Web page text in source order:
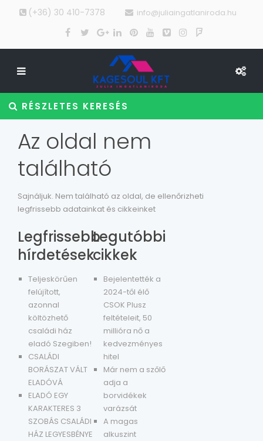
(+36) 30 410-7378 info@juliaingatlaniroda.hu
RÉSZLETES KERESÉS
Az oldal nem
található
Sajnáljuk. Nem található az oldal, de ellenőrizheti
legfrissebb adatainkat és cikkeinket
Legfrissebb
hírdetések
Teljeskörűen
felújított,
azonnal
költözhető
családi ház
eladó Szegiben!
CSALÁDI
BORÁSZAT VÁLT
ELADÓVÁ
ELADÓ EGY
KARAKTERES 3
SZOBÁS CSALÁDI
HÁZ LEGYESBÉNYE
Legutóbbi
cikkek
Bejelentették a
2024-től élő
CSOK Plusz
feltételeit, 50
millióra nő a
kedvezményes
hitel
Már nem a szőlő
adja a
borvidékek
varázsát
A magas
alkuszint